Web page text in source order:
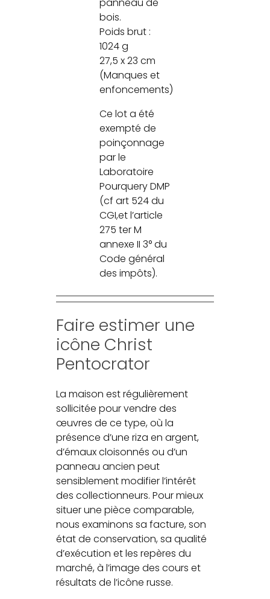
bois.
Poids brut :
1024 g
27,5 x 23 cm
(Manques et
enfoncements)
Ce lot a été
exempté de
poinçonnage
par le
Laboratoire
Pourquery DMP
(cf art 524 du
CGI,et l’article
275 ter M
annexe II 3° du
Code général
des impôts).
Faire estimer une
icône Christ
Pentocrator
La maison est régulièrement
sollicitée pour vendre des
œuvres de ce type, où la
présence d’une riza en argent,
d’émaux cloisonnés ou d’un
panneau ancien peut
sensiblement modifier l’intérêt
des collectionneurs. Pour mieux
situer une pièce comparable,
nous examinons sa facture, son
état de conservation, sa qualité
d’exécution et les repères du
marché, à l’image des cours et
résultats de l’icône russe.